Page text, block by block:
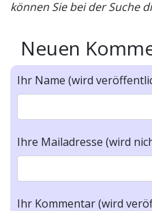
können Sie bei der Suche
Neuen
Ihr Name (wird
Ihre Mailadresse (wird
Ihr Kommentar (wird